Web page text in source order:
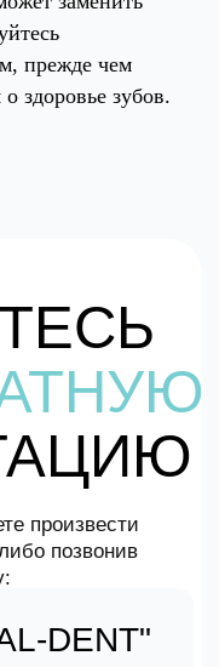
прежде чем
здоровье зубов.